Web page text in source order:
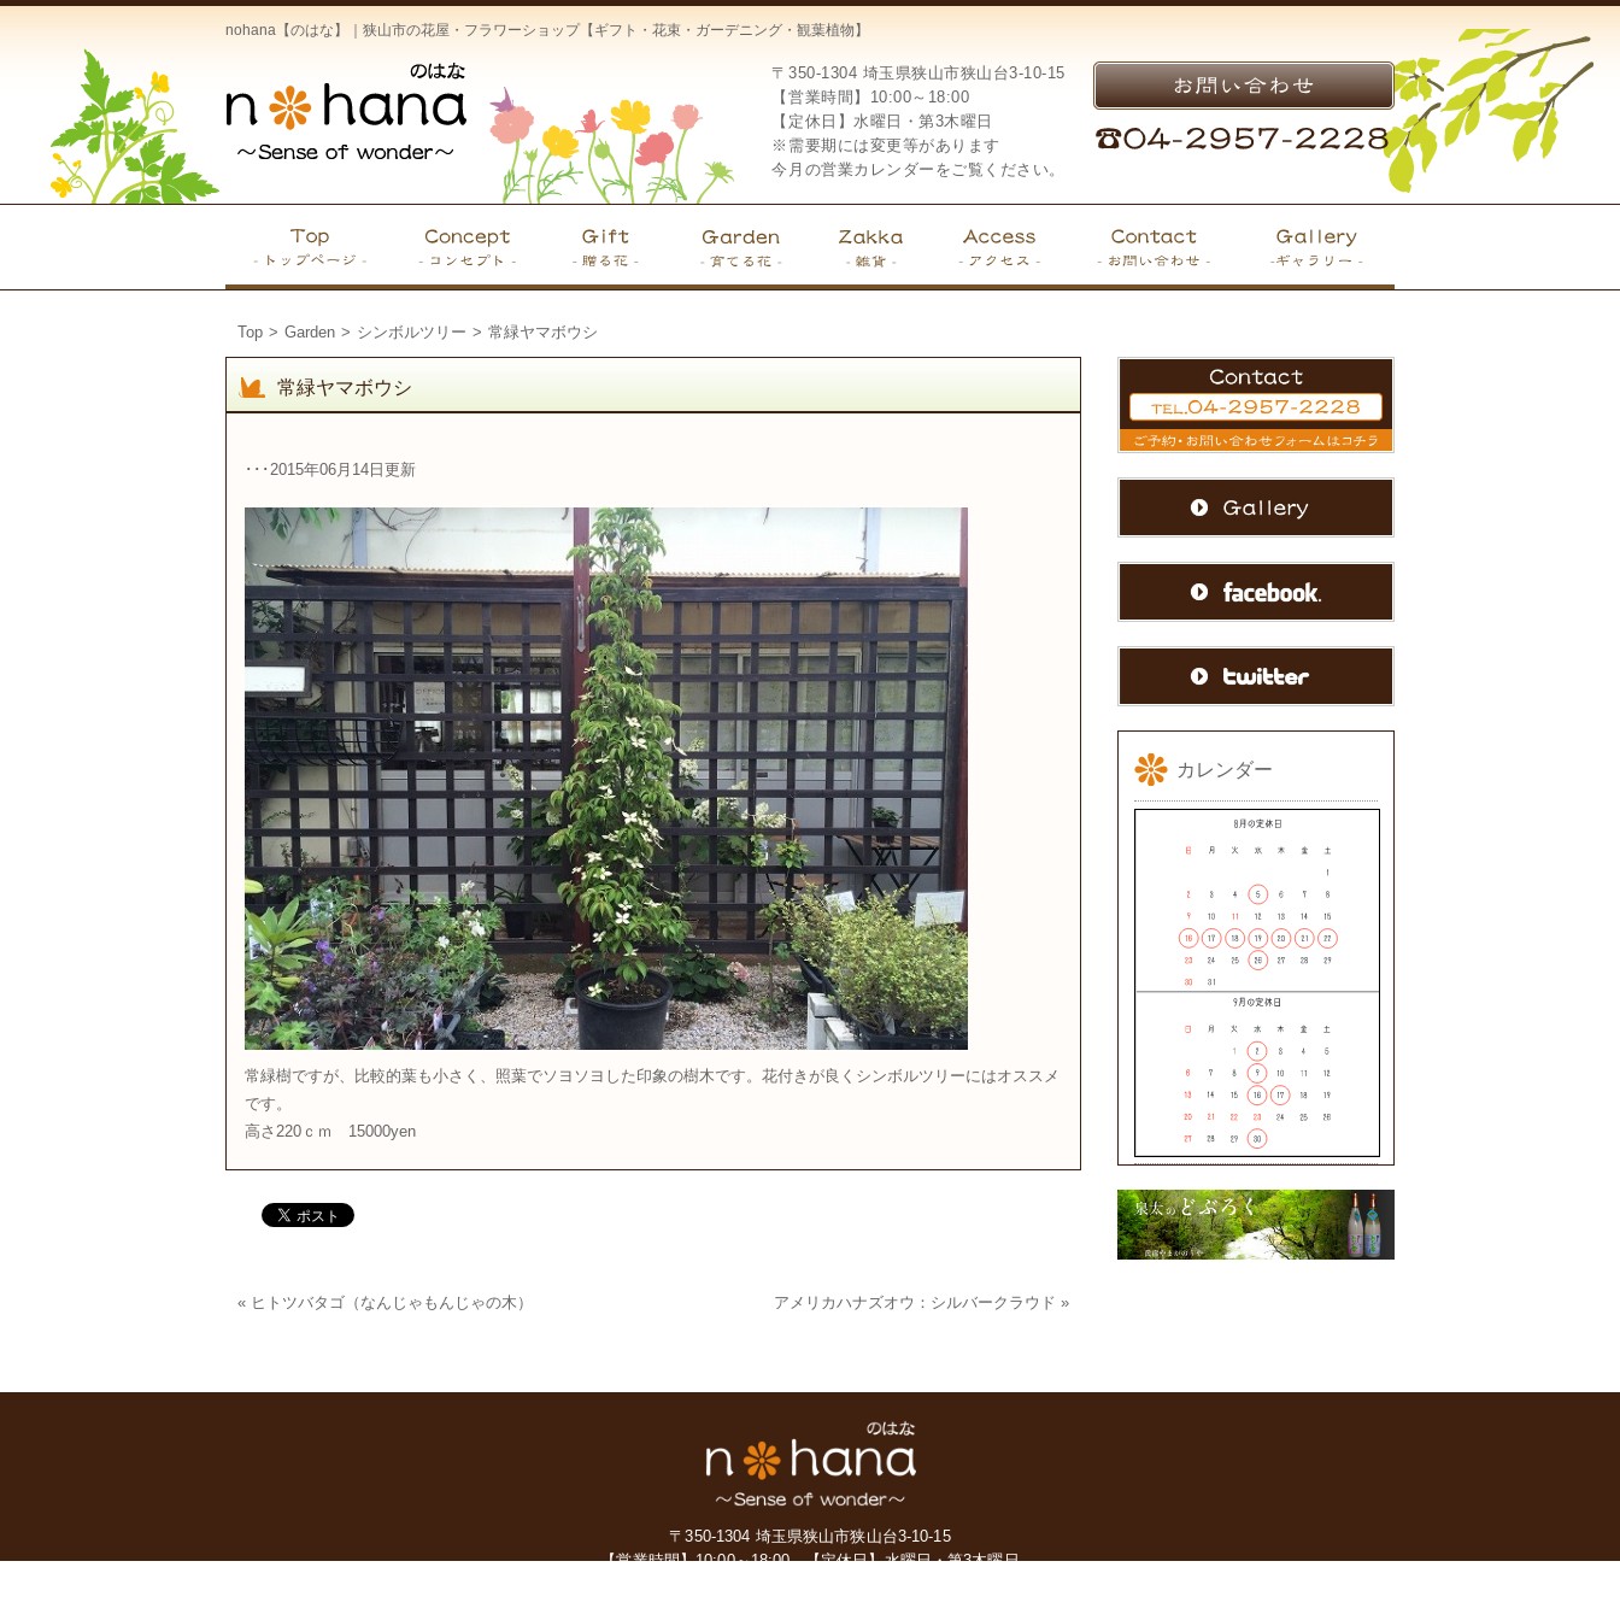
nohana【のはな】｜狭山市の花屋・フラワーショップ【ギフト・花束・ガーデニング・観葉植物】
〒350-1304 埼玉県狭山市狭山台3-10-15
【営業時間】10:00～18:00
【定休日】水曜日・第3木曜日
※需要期には変更等があります
今月の営業カレンダーをご覧ください。
Top > Garden > シンボルツリー > 常緑ヤマボウシ
常緑ヤマボウシ
･･･2015年06月14日更新
常緑樹ですが、比較的葉も小さく、照葉でソヨソヨした印象の樹木です。花付きが良くシンボルツリーにはオススメ
です。
高さ220ｃｍ 15000yen
« ヒトツバタゴ（なんじゃもんじゃの木） アメリカハナズオウ：シルバークラウド »
カレンダー
〒350-1304 埼玉県狭山市狭山台3-10-15
【営業時間】10:00～18:00【定休日】水曜日・第3木曜日